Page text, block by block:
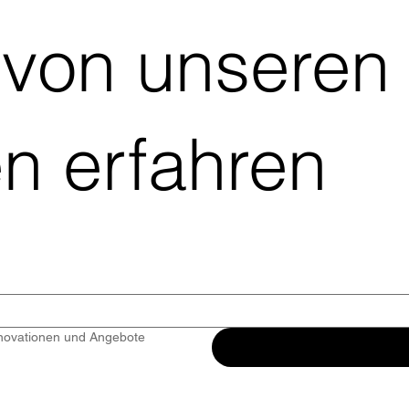
unseren
erfahren
und Angebote